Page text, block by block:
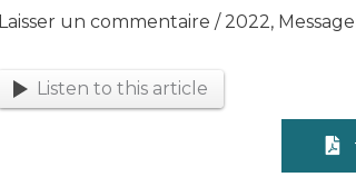
Laisser un commentaire / 2022,
Listen to this article